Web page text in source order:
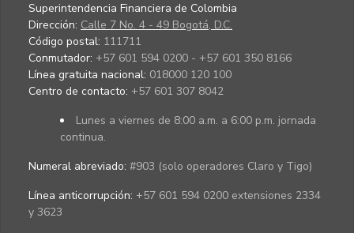
Superintendencia Financiera de Colombia
Dirección: Calle 7 No. 4 - 49 Bogotá, D.C.
Código postal: 111711
Conmutador: +57 601 594 0200 - +57 601 350 8166
Línea gratuita nacional: 018000 120 100
Centro de contacto: +57 601 307 8042
Lunes a viernes de 8:00 a.m. a 6:00 p.m. jornada
continua.
Numeral abreviado: #903 (solo operadores Claro y Tigo)
Línea anticorrupción: +57 601 594 0200 extensiones 2334
y 3623